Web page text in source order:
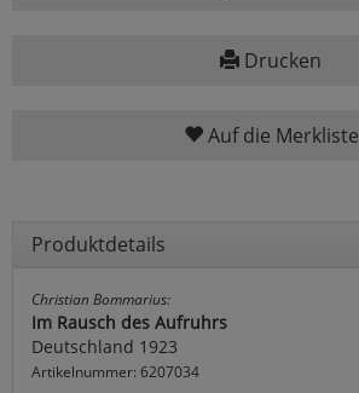
Drucken
Auf die Merkliste
Produktdetails
Christian Bommarius:
Im Rausch des Aufruhrs
Deutschland 1923
Artikelnummer: 6207034